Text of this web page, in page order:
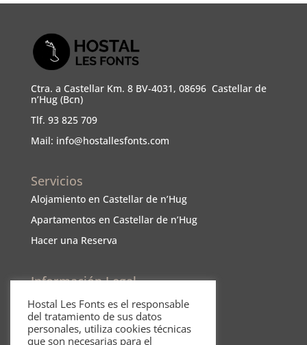
Ctra. a Castellar Km. 8 BV-4031, 08696 Castellar de
n’Hug (Bcn)
Tlf. 93 825 709
Mail: info@hostallesfonts.com
Servicios
Alojamiento en Castellar de n’Hug
Apartamentos en Castellar de n’Hug
Hacer una Reserva
Información Legal
Política de cookies
Política de cancelación
Política de mascotas
Hostal Les Fonts es el responsable
del tratamiento de sus datos
personales, utiliza cookies técnicas
que son necesarias para el